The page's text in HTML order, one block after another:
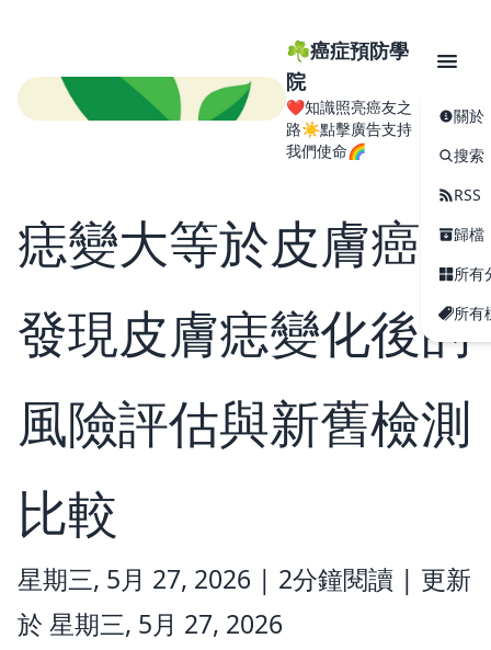
☘️癌症預防學
院
❤️知識照亮癌友之
路☀️點擊廣告支持
我們使命🌈
關於
搜索
RSS
歸檔
所有
所有
痣變大等於皮膚癌？
發現皮膚痣變化後的
風險評估與新舊檢測
比較
星期三, 5月 27, 2026 | 2分鐘閱讀 | 更新
於 星期三, 5月 27, 2026